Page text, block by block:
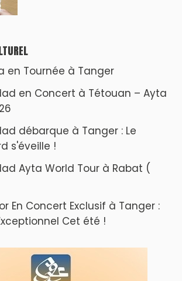
en Tournée à Tanger
en Concert à Tétouan – Ayta
débarque à Tanger : Le
s'éveille !
Ayta World Tour à Rabat (
En Concert Exclusif à Tanger :
Cet été !